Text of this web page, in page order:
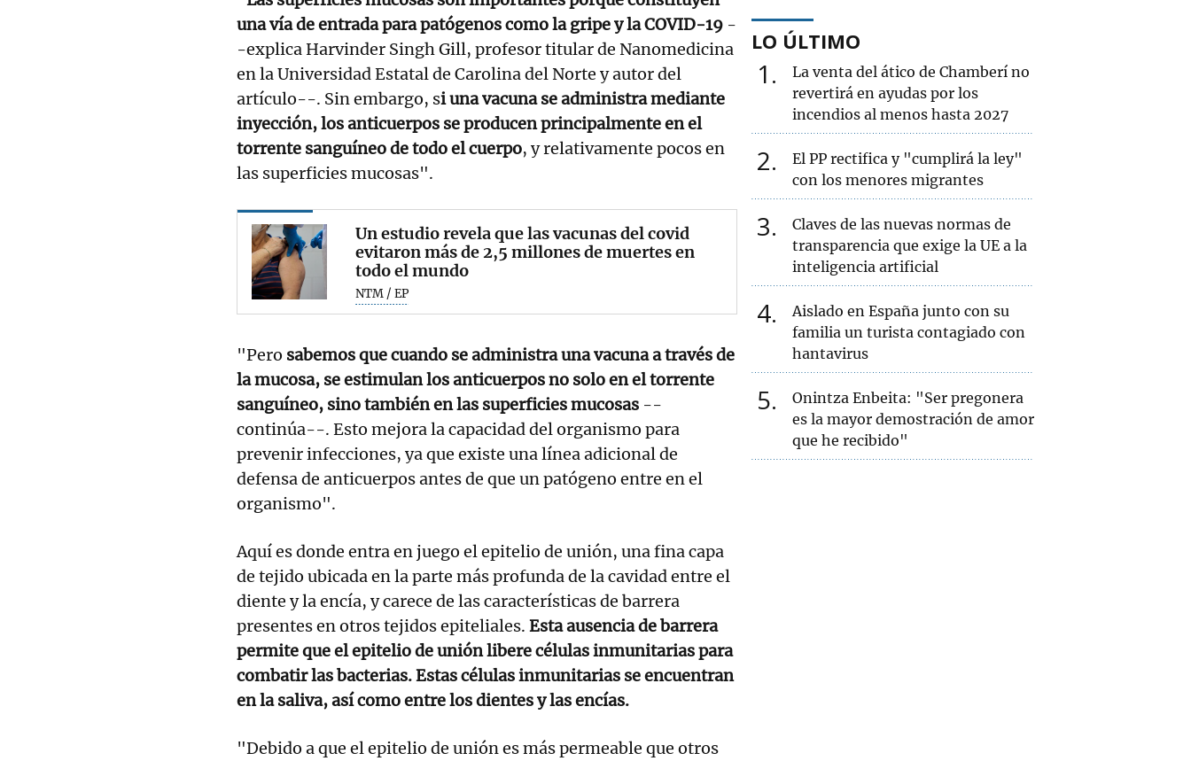
una vía de entrada para patógenos como la gripe y la COVID-19 -
-explica Harvinder Singh Gill, profesor titular de Nanomedicina
en la Universidad Estatal de Carolina del Norte y autor del
artículo--. Sin embargo, si una vacuna se administra mediante
inyección, los anticuerpos se producen principalmente en el
torrente sanguíneo de todo el cuerpo, y relativamente pocos en
las superficies mucosas".
Un estudio revela que las vacunas del covid
evitaron más de 2,5 millones de muertes en
todo el mundo
NTM / EP
"Pero sabemos que cuando se administra una vacuna a través de
la mucosa, se estimulan los anticuerpos no solo en el torrente
sanguíneo, sino también en las superficies mucosas --
continúa--. Esto mejora la capacidad del organismo para
prevenir infecciones, ya que existe una línea adicional de
defensa de anticuerpos antes de que un patógeno entre en el
organismo".
Aquí es donde entra en juego el epitelio de unión, una fina capa
de tejido ubicada en la parte más profunda de la cavidad entre el
diente y la encía, y carece de las características de barrera
presentes en otros tejidos epiteliales. Esta ausencia de barrera
permite que el epitelio de unión libere células inmunitarias para
combatir las bacterias. Estas células inmunitarias se encuentran
en la saliva, así como entre los dientes y las encías.
"Debido a que el epitelio de unión es más permeable que otros
LO ÚLTIMO
1
La venta del ático de Chamberí no
revertirá en ayudas por los
incendios al menos hasta 2027
2
El PP rectifica y "cumplirá la ley"
con los menores migrantes
3
Claves de las nuevas normas de
transparencia que exige la UE a la
inteligencia artificial
4
Aislado en España junto con su
familia un turista contagiado con
hantavirus
5
Onintza Enbeita: "Ser pregonera
es la mayor demostración de amor
que he recibido"